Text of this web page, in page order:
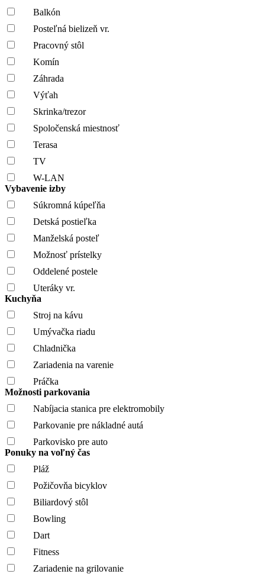
Balkón
Posteľná bielizeň vr.
Pracovný stôl
Komín
Záhrada
Výťah
Skrinka/trezor
Spoločenská miestnosť
Terasa
TV
W-LAN
Vybavenie izby
Súkromná kúpeľňa
Detská postieľka
Manželská posteľ
Možnosť prístelky
Oddelené postele
Uteráky vr.
Kuchyňa
Stroj na kávu
Umývačka riadu
Chladnička
Zariadenia na varenie
Práčka
Možnosti parkovania
Nabíjacia stanica pre elektromobily
Parkovanie pre nákladné autá
Parkovisko pre auto
Ponuky na voľný čas
Pláž
Požičovňa bicyklov
Biliardový stôl
Bowling
Dart
Fitness
Zariadenie na grilovanie